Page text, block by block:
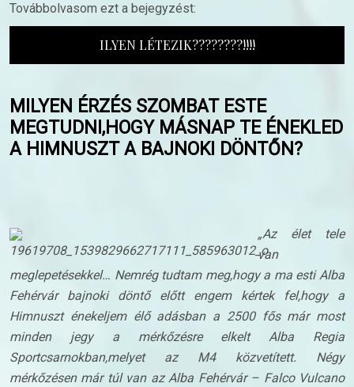
Továbbolvasom ezt a bejegyzést:
ILYEN LÉTEZIK????????!!!!
MILYEN ÉRZÉS SZOMBAT ESTE
MEGTUDNI,HOGY MÁSNAP TE ÉNEKLED
A HIMNUSZT A BAJNOKI DÖNTŐN?
„Az élet tele
van
meglepetésekkel… Nemrég tudtam meg,hogy a ma esti Alba
Fehérvár bajnoki döntő előtt engem kértek fel,hogy a
Himnuszt énekeljem élő adásban a 2500 fős már most
minden jegy a mérkőzésre elkelt Alba Regia
Sportcsarnokban,melyet az M4 közvetített. Négy
mérkőzésen már túl van az Alba Fehérvár – Falco Vulcano